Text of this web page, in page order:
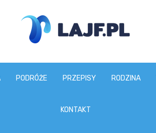
lajf.pl
PODRÓŻE PRZEPISY RODZINA
KONTAKT